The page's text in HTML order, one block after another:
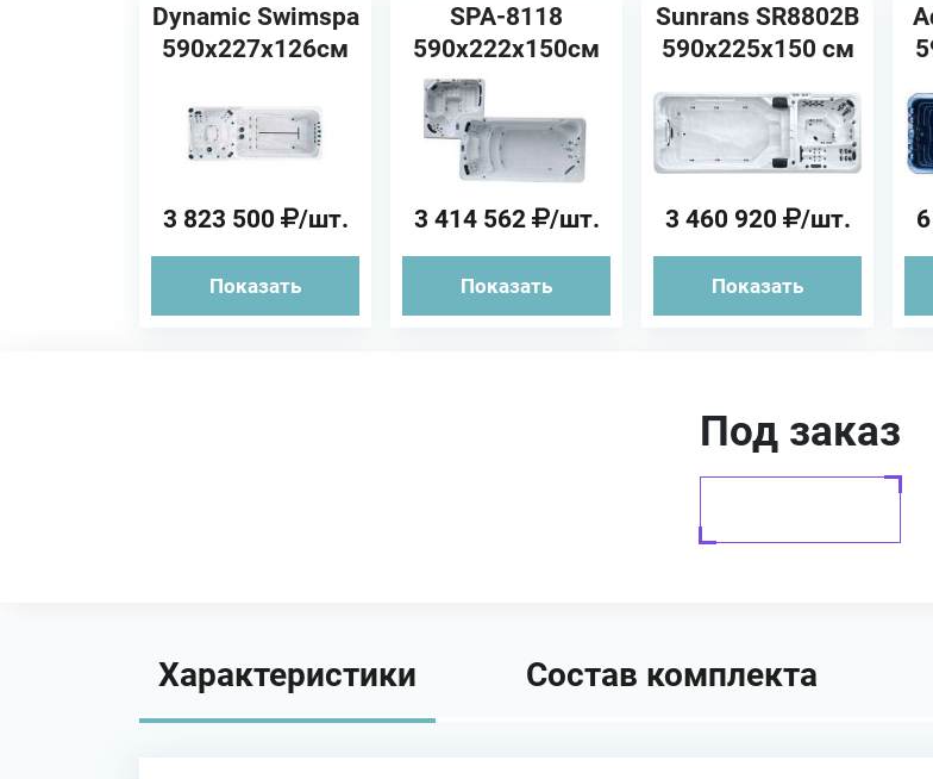
Dynamic Swimspa
590x227x126см
Плавательный
бассейн
3 823 500 /шт.
Показать
SPA-8118
590х222х150см
JNJ Spas Swim
Плавательный
бассейн
3 414 562 /шт.
Показать
Sunrans SR8802B
590х225х150 см
бассейн
3 460 920 /шт.
Показать
Под заказ
Характеристики Состав комплекта